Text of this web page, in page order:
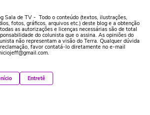
Sala de TV - Todo o conteúdo (textos, ilustrações,
fotos, gráficos, arquivos etc.) deste blog e a obtenção
as autorizações e licenças necessárias são de total
do colunista que o assina. As opiniões do
não representam a visão do Terra. Qualquer dúvida
favor contatá-lo diretamente no e-mail
Entretê